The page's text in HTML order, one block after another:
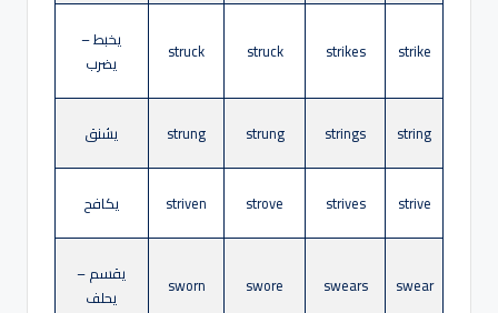
strike
strikes
struck
struck
يخبط –
يضرب
string
strings
strung
strung يشنق
strive
strives
strove
striven يكافح
swear
swears
swore
sworn
يقسم –
يحلف